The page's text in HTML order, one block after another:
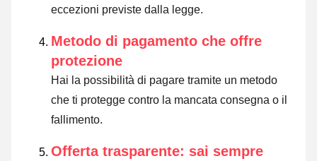
eccezioni previste dalla legge.
Metodo di pagamento che offre
protezione
Hai la possibilità di pagare tramite un metodo
che ti protegge contro la mancata consegna o il
fallimento.
Offerta trasparente: sai sempre